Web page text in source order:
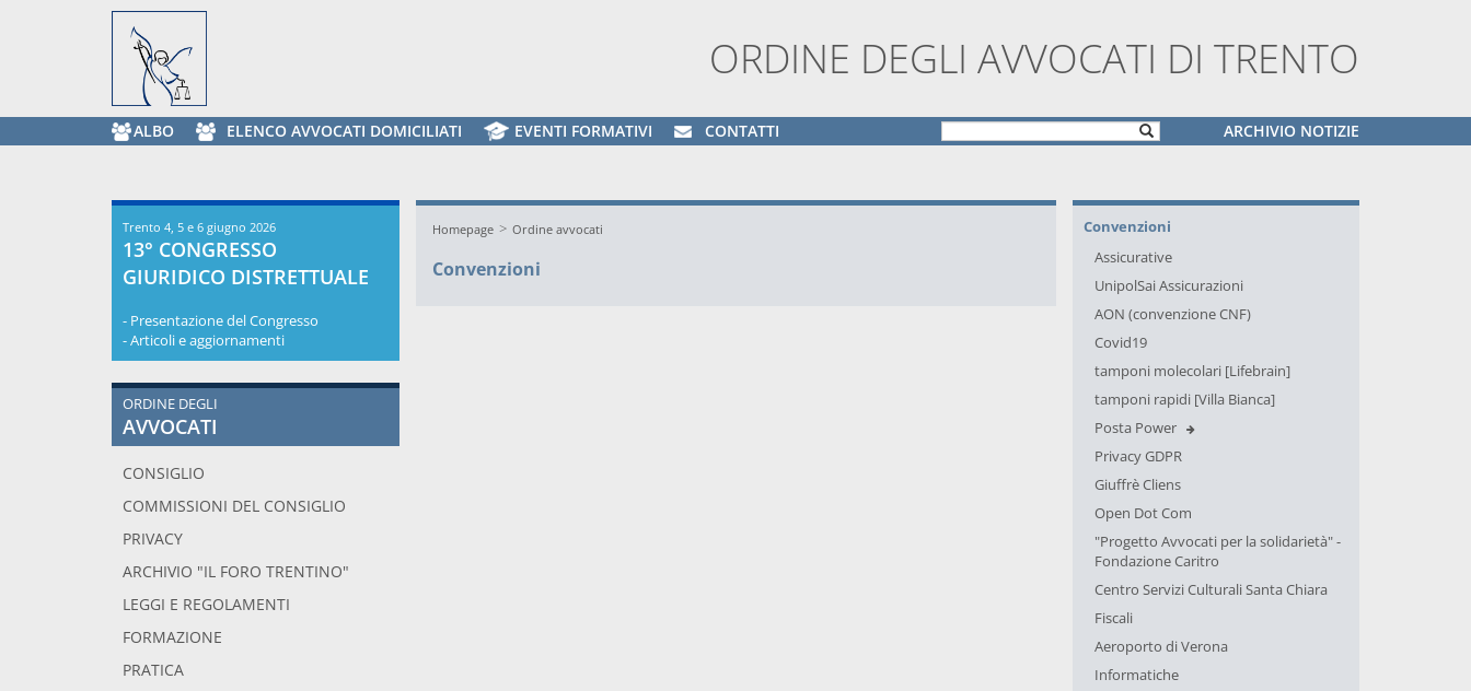
ORDINE DEGLI AVVOCATI DI TRENTO
ALBO ELENCO AVVOCATI DOMICILIATI EVENTI FORMATIVI CONTATTI ARCHIVIO NOTIZIE
Trento 4, 5 e 6 giugno 2026
13° CONGRESSO
GIURIDICO DISTRETTUALE
- Presentazione del Congresso
- Articoli e aggiornamenti
ORDINE DEGLI
AVVOCATI
CONSIGLIO
COMMISSIONI DEL CONSIGLIO
PRIVACY
ARCHIVIO "IL FORO TRENTINO"
LEGGI E REGOLAMENTI
FORMAZIONE
PRATICA
Homepage > Ordine avvocati
Convenzioni
Convenzioni
Assicurative
UnipolSai Assicurazioni
AON (convenzione CNF)
Covid19
tamponi molecolari [Lifebrain]
tamponi rapidi [Villa Bianca]
Posta Power
Privacy GDPR
Giuffrè Cliens
Open Dot Com
"Progetto Avvocati per la solidarietà" -
Fondazione Caritro
Centro Servizi Culturali Santa Chiara
Fiscali
Aeroporto di Verona
Informatiche